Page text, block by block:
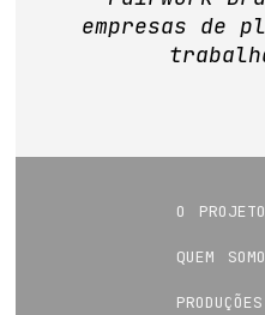
empresas de
o projeto
quem
produções